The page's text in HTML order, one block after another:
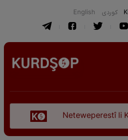
English كوردی
Neteweperestî li